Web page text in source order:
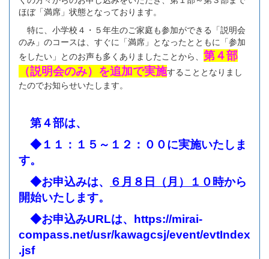
ほぼ「満席」状態となっております。
特に、小学校４・５年生のご家庭も参加ができる「説明会
のみ」のコースは、すぐに「満席」となったとともに「参加
をしたい」とのお声も多くありましたことから、 第４部
（説明会のみ）を追加で実施することとなりまし
たのでお知らせいたします。
第４部は、
◆１１：１５～１２：００に実施いたしま
す。
◆お申込みは、
６月８日（月）１０時から
開始いたします。
◆お申込みURLは、
https://mirai-
compass.net/usr/kawagcsj/event/evtIndex
.jsf